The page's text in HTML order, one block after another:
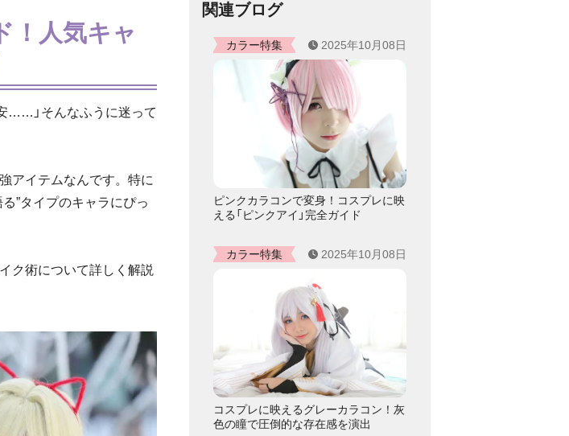
！人気キャ
……」そんなふうに迷って
アイテムなんです。特に
”タイプのキャラにぴっ
ク術について詳しく解説
関連ブログ
カラー特集 2025年10月08日
ピンクカラコンで変身！コスプレに映
える「ピンクアイ」完全ガイド
カラー特集 2025年10月08日
コスプレに映えるグレーカラコン！灰
色の瞳で圧倒的な存在感を演出